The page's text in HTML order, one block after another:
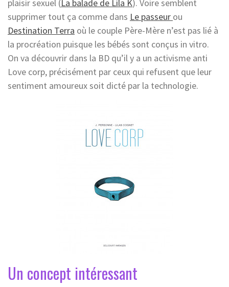
plaisir sexuel (La balade de Lila K). Voire semblent
supprimer tout ça comme dans Le passeur ou
Destination Terra où le couple Père-Mère n’est pas lié à
la procréation puisque les bébés sont conçus in vitro.
On va découvrir dans la BD qu’il y a un activisme anti
Love corp, précisément par ceux qui refusent que leur
sentiment amoureux soit dicté par la technologie.
Un concept intéressant